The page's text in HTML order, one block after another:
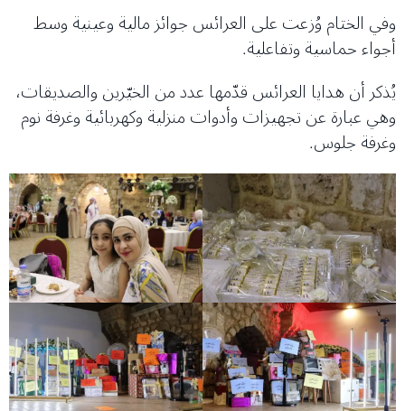
وفي الختام وُزعت على العرائس جوائز مالية وعينية وسط
أجواء حماسية وتفاعلية.
يُذكر أن هدايا العرائس قدّمها عدد من الخيّرين والصديقات،
وهي عبارة عن تجهيزات وأدوات منزلية وكهربائية وغرفة نوم
وغرفة جلوس.